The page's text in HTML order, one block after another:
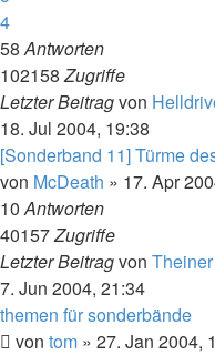
4
58Antworten
102158Zugriffe
Letzter Beitragvon
18. Jul 2004, 19:38
[Sonderband 11] Türme
von McDeath » 17. Apr
10Antworten
40157Zugriffe
Letzter Beitragvon Theiner
7. Jun 2004, 21:34
themen für sonderbände
von tom » 27. Jan 2004,